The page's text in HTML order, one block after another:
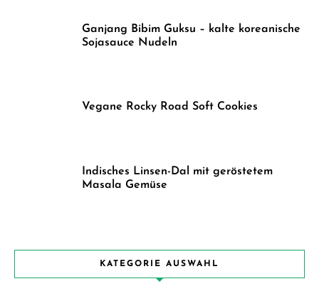
Ganjang Bibim Guksu – kalte koreanische
Sojasauce Nudeln
Vegane Rocky Road Soft Cookies
Indisches Linsen-Dal mit geröstetem
Masala Gemüse
KATEGORIE AUSWAHL